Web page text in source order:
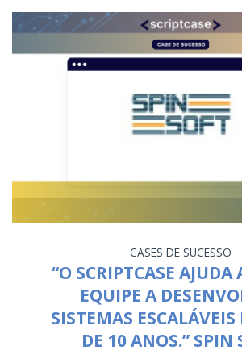
CASES DE SUCESSO
“O SCRIPTCASE AJUDA
EQUIPE A
SISTEMAS
DE 10 ANOS.” SPIN